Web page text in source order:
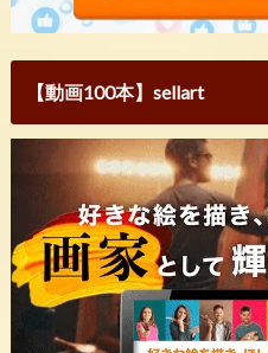
【動画100本】sellart